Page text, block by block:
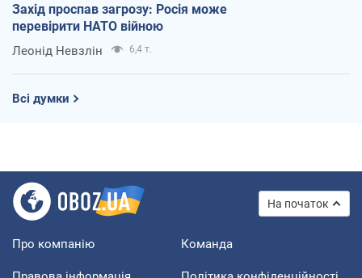
Захід проспав загрозу: Росія може
перевірити НАТО війною
Леонід Невзлін 6,4 т.
Всі думки
На початок
Про компанію Команда